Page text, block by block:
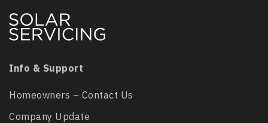
Info & Support
Homeowners – Contact Us
Company Update